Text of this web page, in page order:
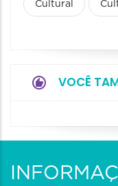
Cultural
VOCÊ